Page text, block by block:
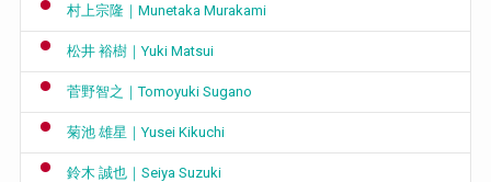
村上宗隆｜Munetaka Murakami
松井 裕樹｜Yuki Matsui
菅野智之｜Tomoyuki Sugano
菊池 雄星｜Yusei Kikuchi
鈴木 誠也｜Seiya Suzuki